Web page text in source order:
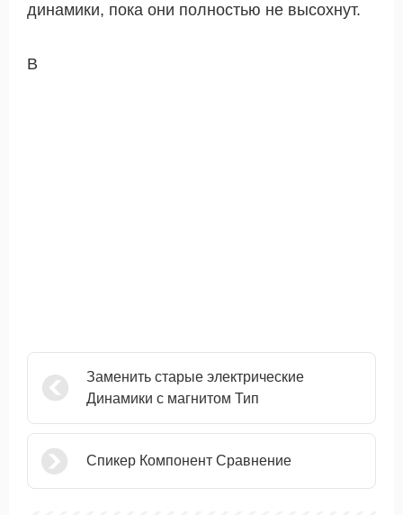
динамики, пока они полностью не высохнут.
В
Заменить старые электрические
Динамики с магнитом Тип
Спикер Компонент Сравнение